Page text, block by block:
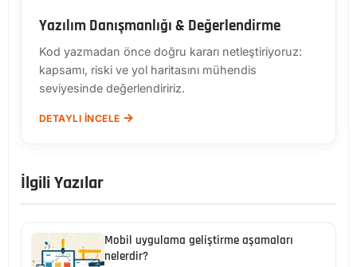
Yazılım Danışmanlığı & Değerlendirme
Kod yazmadan önce doğru kararı netleştiriyoruz:
kapsamı, riski ve yol haritasını mühendis
seviyesinde değerlendiririz.
DETAYLI İNCELE
İlgili Yazılar
Mobil uygulama geliştirme aşamaları
nelerdir?